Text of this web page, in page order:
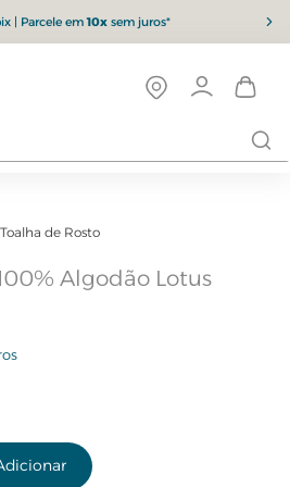
| Parcele em10xsem juros*
Toalha de Rosto
Algodão Lotus